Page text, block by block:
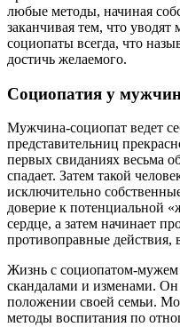
любые методы, начиная
заканчивая тем, что
социопаты всегда, что
достичь желаемого.
Социопатия у
Мужчина-социопат ведет
представительниц
первых свиданиях весьма
спадает. Затем такой
исключительно
доверие к потенциальной
сердце, а затем начинает
противоправные действия,
Жизнь с социопатом-мужем
скандалами и изменами.
положении своей семьи.
методы воспитания по